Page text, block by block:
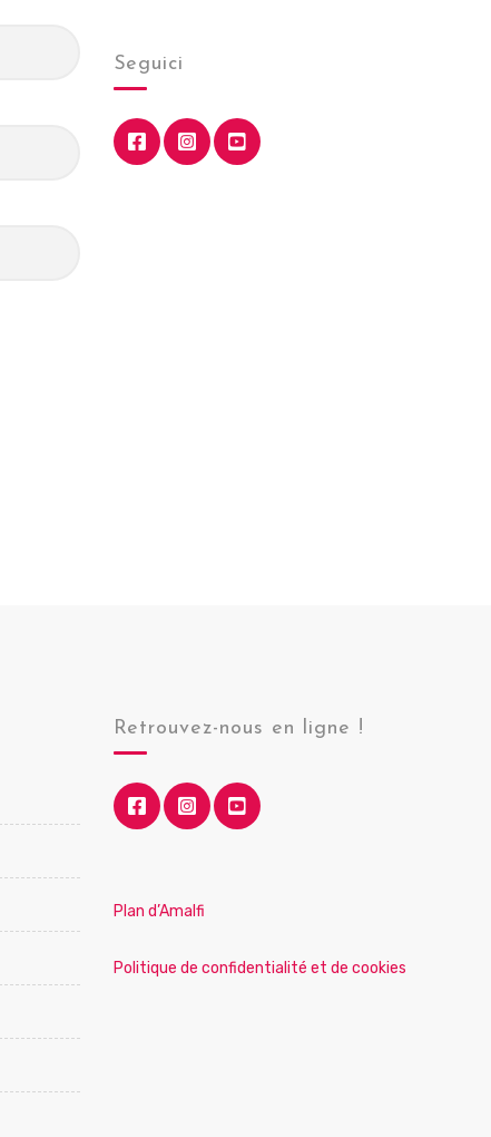
Seguici
Retrouvez-nous en ligne !
Plan d’Amalfi
Politique de confidentialité et de cookies